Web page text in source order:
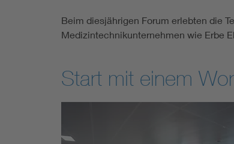
Beim diesjährigen Forum erlebten die
Medizintechnikunternehmen wie Erbe
Start mit einem